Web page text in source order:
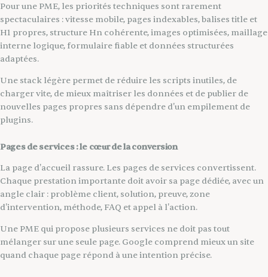
Pour une PME, les priorités techniques sont rarement
spectaculaires : vitesse mobile, pages indexables, balises title et
H1 propres, structure Hn cohérente, images optimisées, maillage
interne logique, formulaire fiable et données structurées
adaptées.
Une stack légère permet de réduire les scripts inutiles, de
charger vite, de mieux maîtriser les données et de publier de
nouvelles pages propres sans dépendre d'un empilement de
plugins.
Pages de services : le cœur de la conversion
La page d'accueil rassure. Les pages de services convertissent.
Chaque prestation importante doit avoir sa page dédiée, avec un
angle clair : problème client, solution, preuve, zone
d'intervention, méthode, FAQ et appel à l'action.
Une PME qui propose plusieurs services ne doit pas tout
mélanger sur une seule page. Google comprend mieux un site
quand chaque page répond à une intention précise.